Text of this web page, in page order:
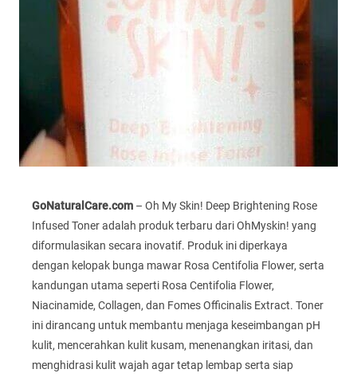
GoNaturalCare.com – Oh My Skin! Deep Brightening Rose
Infused Toner adalah produk terbaru dari OhMyskin! yang
diformulasikan secara inovatif. Produk ini diperkaya
dengan kelopak bunga mawar Rosa Centifolia Flower, serta
kandungan utama seperti Rosa Centifolia Flower,
Niacinamide, Collagen, dan Fomes Officinalis Extract. Toner
ini dirancang untuk membantu menjaga keseimbangan pH
kulit, mencerahkan kulit kusam, menenangkan iritasi, dan
menghidrasi kulit wajah agar tetap lembap serta siap